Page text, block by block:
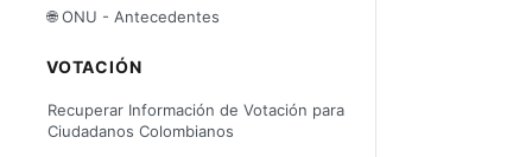
🌐 ONU - Antecedentes
VOTACIÓN
Recuperar Información de Votación para
Ciudadanos Colombianos